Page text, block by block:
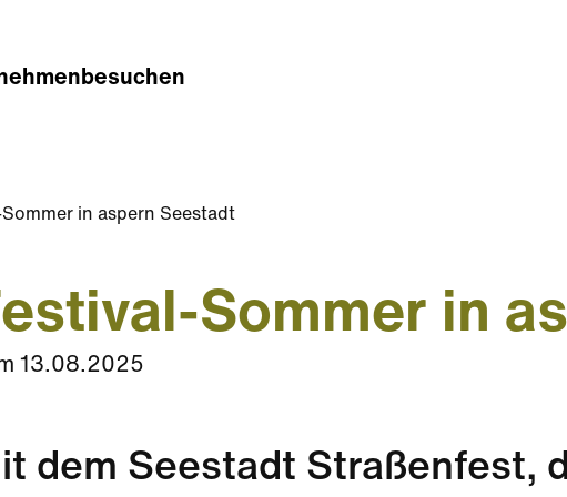
besuchen
in aspern Seestadt
Sommer in
13.08.2025
dem Seestadt Straßenfest,